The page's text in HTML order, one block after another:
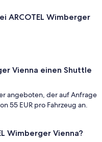
ARCOTEL Wimberger
Vienna einen Shuttle
angeboten, der auf Anfrage
55 EUR pro Fahrzeug an.
Wimberger Vienna?